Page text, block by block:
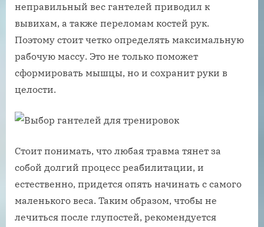
неправильный вес гантелей приводил к
вывихам, а также переломам костей рук.
Поэтому стоит четко определять максимальную
рабочую массу. Это не только поможет
сформировать мышцы, но и сохранит руки в
целости.
Стоит понимать, что любая травма тянет за
собой долгий процесс реабилитации, и
естественно, придется опять начинать с самого
маленького веса. Таким образом, чтобы не
лечиться после глупостей, рекомендуется